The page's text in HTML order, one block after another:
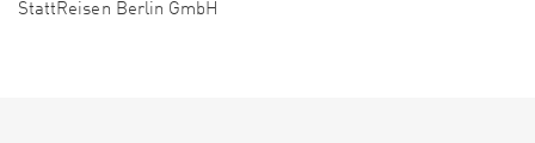
StattReisen Berlin GmbH